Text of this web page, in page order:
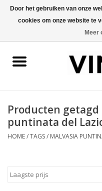
Wijn per kleur/soort
Geschenken
Producten
puntinata del
HOME/TAGS/ MALVASIA
Door het gebruiken van onze
cookies om onze website te
Meer